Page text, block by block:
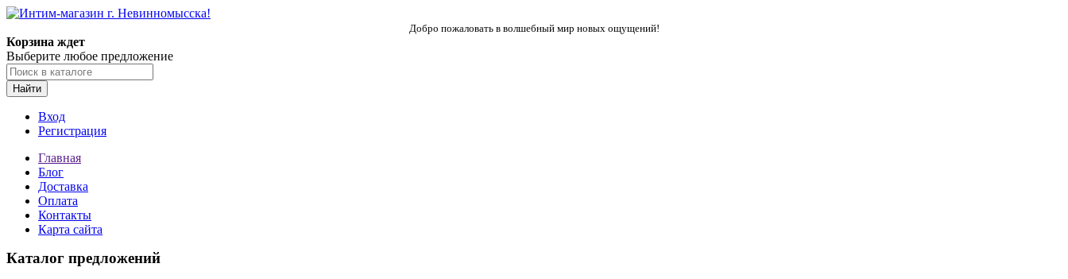
Добро пожаловать в волшебный мир новых ощущений!
Корзина ждет
Выберите любое предложение
Найти
Вход
Регистрация
Главная
Блог
Доставка
Оплата
Контакты
Карта сайта
Каталог предложений